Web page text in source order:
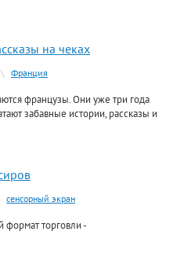
на чеках
\ Франция
французы. Они уже три года
забавные истории, рассказы и
сенсорный экран
торговли -